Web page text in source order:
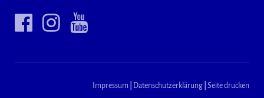
Impressum Datenschutzerklärung Seite drucken